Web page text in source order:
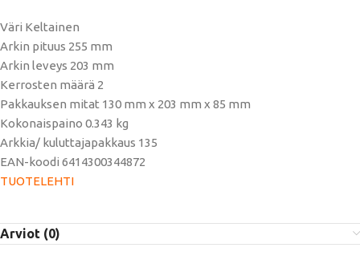
Väri Keltainen
Arkin pituus 255 mm
Arkin leveys 203 mm
Kerrosten määrä 2
Pakkauksen mitat 130 mm x 203 mm x 85 mm
Kokonaispaino 0.343 kg
Arkkia/ kuluttajapakkaus 135
EAN-koodi 6414300344872
TUOTELEHTI
Arviot (0)